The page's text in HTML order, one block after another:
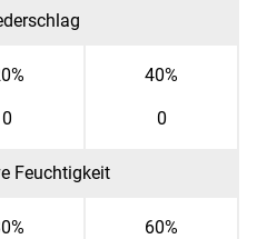
0
40%
0
Feuchtigkeit
60%